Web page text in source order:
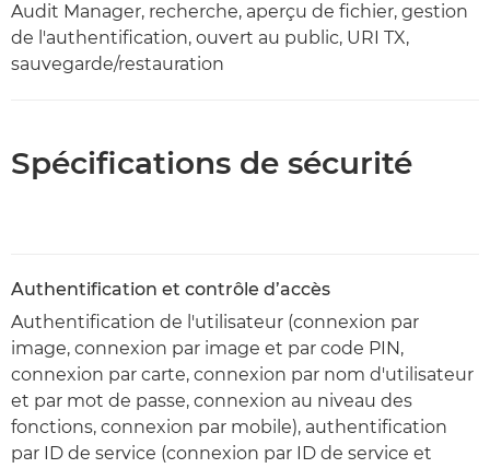
Audit Manager, recherche, aperçu de fichier, gestion
de l'authentification, ouvert au public, URI TX,
sauvegarde/restauration
Spécifications de sécurité
Authentification et contrôle d’accès
Authentification de l'utilisateur (connexion par
image, connexion par image et par code PIN,
connexion par carte, connexion par nom d'utilisateur
et par mot de passe, connexion au niveau des
fonctions, connexion par mobile), authentification
par ID de service (connexion par ID de service et